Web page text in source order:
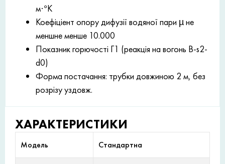
м·°К
Коефіціент опору дифузії водяної пари µ не
меншне менше 10.000
Показник горючості Г1 (реакція на вогонь B-s2-
d0)
Форма постачання: трубки довжиною 2 м, без
розрізу уздовж.
ХАРАКТЕРИСТИКИ
Модель Стандартна